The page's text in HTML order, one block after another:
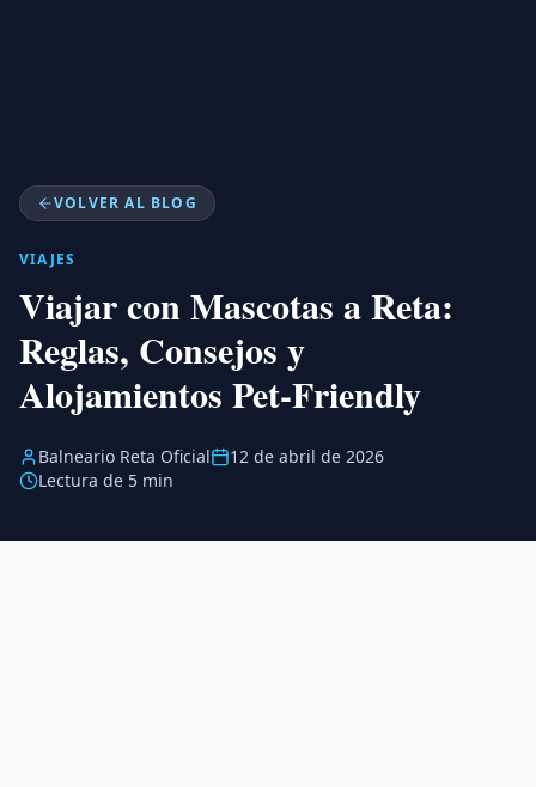
VOLVER AL BLOG
VIAJES
Viajar con Mascotas a Reta:
Reglas, Consejos y
Alojamientos Pet-Friendly
Balneario Reta Oficial
12 de abril de 2026
Lectura de 5 min